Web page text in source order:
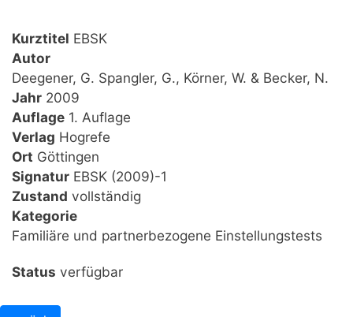
Kurztitel EBSK
Autor
Deegener, G. Spangler, G., Körner, W. & Becker, N.
Jahr 2009
Auflage 1. Auflage
Verlag Hogrefe
Ort Göttingen
Signatur EBSK (2009)-1
Zustand vollständig
Kategorie
Familiäre und partnerbezogene Einstellungstests
Status verfügbar